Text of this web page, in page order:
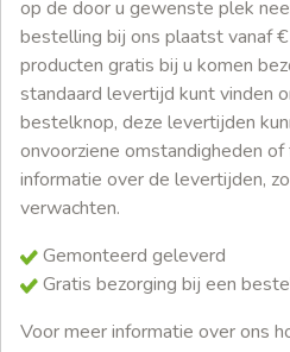
op de door u gewenste plek
bestelling bij ons plaatst vanaf
producten gratis bij u komen
standaard levertijd kunt vinden
bestelknop, deze levertijden
onvoorziene omstandigheden
informatie over de levertijden,
verwachten.
Gemonteerd geleverd
Gratis bezorging bij een
Voor meer informatie over ons